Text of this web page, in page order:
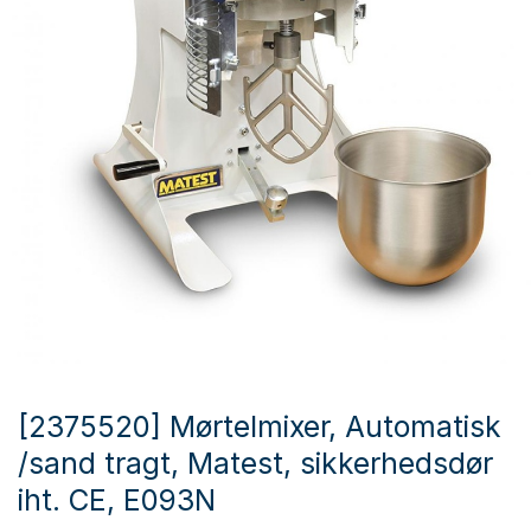
[2375520] Mørtelmixer, Automatisk
/sand tragt, Matest, sikkerhedsdør
iht. CE, E093N